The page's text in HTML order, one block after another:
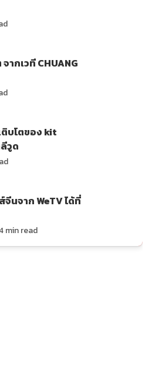
กเวที CHUANG
ติบโตของ kit
วูด
นจาก WeTV ได้ที่
min read